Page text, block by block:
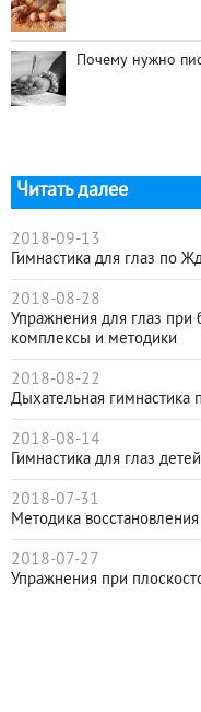
Почему нужно
Читать далее
2018-09-13
Гимнастика для глаз по
2018-08-28
Упражнения для глаз при
комплексы и методики
2018-08-22
Дыхательная гимнастика
2018-08-14
Гимнастика для глаз
2018-07-31
Методика
2018-07-27
Упражнения при